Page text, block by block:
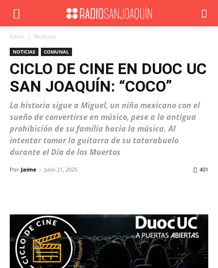
Inicio Noticias
NOTICIAS COMUNAL
CICLO DE CINE EN DUOC UC
SAN JOAQUÍN: “COCO”
La historia sigue a Miguel, un niño mexicano con el
sueño de convertirse en músico, pese a la antigua
prohibición de su familia hacia la música. Al
intentar tomar la guitarra de su tatarabuelo
durante el Día de los Muertos
Por Jaime - Julio 21, 2025 401